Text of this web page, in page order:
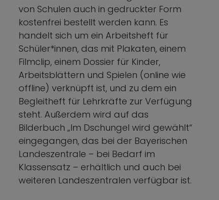
von Schulen auch in gedruckter Form
kostenfrei bestellt werden kann. Es
handelt sich um ein Arbeitsheft für
Schüler*innen, das mit Plakaten, einem
Filmclip, einem Dossier für Kinder,
Arbeitsblättern und Spielen (online wie
offline) verknüpft ist, und zu dem ein
Begleitheft für Lehrkräfte zur Verfügung
steht. Außerdem wird auf das
Bilderbuch „Im Dschungel wird gewählt“
eingegangen, das bei der Bayerischen
Landeszentrale – bei Bedarf im
Klassensatz – erhältlich und auch bei
weiteren Landeszentralen verfügbar ist.